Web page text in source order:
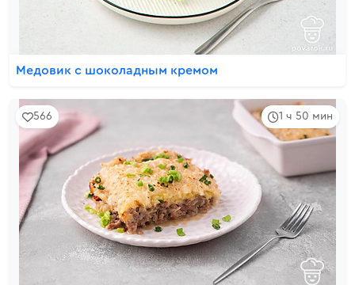
Медовик с шоколадным кремом
1 ч 50 мин
566